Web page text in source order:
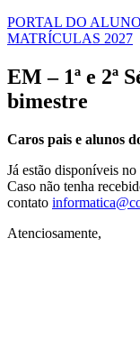
PORTAL DO ALUNO
MATRÍCULAS 2027
EM – 1ª e 2ª
bimestre
Caros pais e alunos
Já estão disponíveis
Caso não tenha
contato
Atenciosamente,